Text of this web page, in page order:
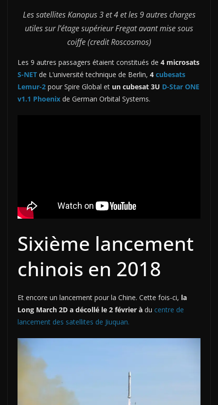
Les satellites Kanopus 3 et 4 et les 9 autres charges
utiles sur l’étage supérieur Fregat avant mise sous
coiffe (credit Roscosmos)
Les 9 autres passagers étaient constitués de 4 microsats
S-NET de L’université technique de Berlin, 4 cubesats
Lemur-2 pour Spire Global et un cubesat 3U D-Star ONE
v1.1 Phoenix de German Orbital Systems.
Sixième lancement
chinois en 2018
Et encore un lancement pour la Chine. Cette fois-ci, la
Long March 2D a décollé le 2 février à du centre de
lancement des satellites de Jiuquan.